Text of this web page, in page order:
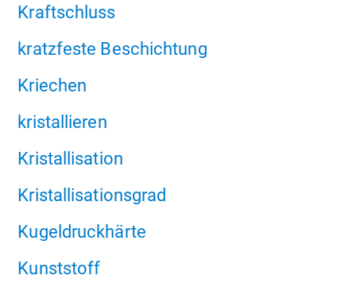
Kraftschluss
kratzfeste Beschichtung
Kriechen
kristallieren
Kristallisation
Kristallisationsgrad
Kugeldruckhärte
Kunststoff